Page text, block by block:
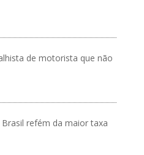
de motorista que não
refém da maior taxa